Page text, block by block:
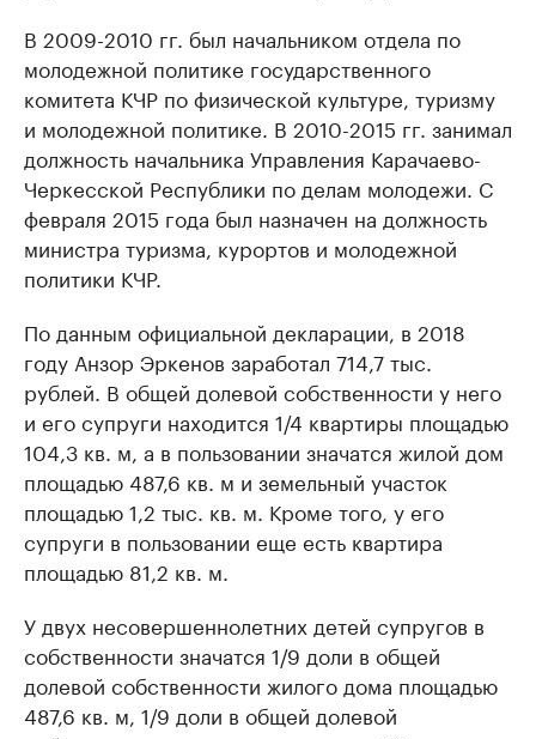
В 2009-2010 гг. был начальником отдела по
молодежной политике государственного
комитета КЧР по физической культуре, туризму
и молодежной политике. В 2010-2015 гг. занимал
должность начальника Управления Карачаево-
Черкесской Республики по делам молодежи. С
февраля 2015 года был назначен на должность
министра туризма, курортов и молодежной
политики КЧР.
По данным официальной декларации, в 2018
году Анзор Эркенов заработал 714,7 тыс.
рублей. В общей долевой собственности у него
и его супруги находится 1/4 квартиры площадью
104,3 кв. м, а в пользовании значатся жилой дом
площадью 487,6 кв. м и земельный участок
площадью 1,2 тыс. кв. м. Кроме того, у его
супруги в пользовании еще есть квартира
площадью 81,2 кв. м.
У двух несовершеннолетних детей супругов в
собственности значатся 1/9 доли в общей
долевой собственности жилого дома площадью
487,6 кв. м, 1/9 доли в общей долевой